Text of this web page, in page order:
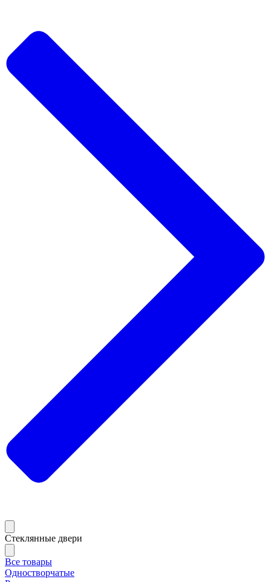
Стеклянные двери
Все товары
Одностворчатые